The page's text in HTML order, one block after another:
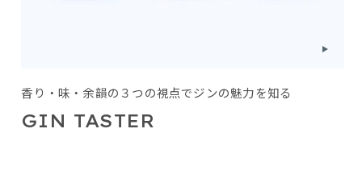
香り・味・余韻の３つの視点でジンの魅力を知る
GIN TASTER